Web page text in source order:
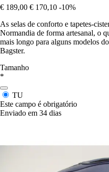
€ 189,00 € 170,10 -10%
As selas de conforto e tapetes-
Normandia de forma artesanal, o
mais longo para alguns modelos
Bagster.
Tamanho
*
TU
Este campo é obrigatório
Enviado em 34 dias